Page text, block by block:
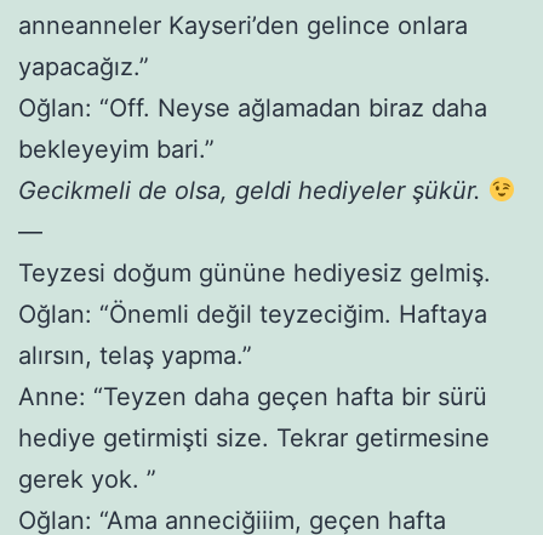
anneanneler Kayseri’den gelince onlara
yapacağız.”
Oğlan: “Off. Neyse ağlamadan biraz daha
bekleyeyim bari.”
Gecikmeli de olsa, geldi hediyeler şükür.
—
Teyzesi doğum gününe hediyesiz gelmiş.
Oğlan: “Önemli değil teyzeciğim. Haftaya
alırsın, telaş yapma.”
Anne: “Teyzen daha geçen hafta bir sürü
hediye getirmişti size. Tekrar getirmesine
gerek yok. ”
Oğlan: “Ama anneciğiiim, geçen hafta